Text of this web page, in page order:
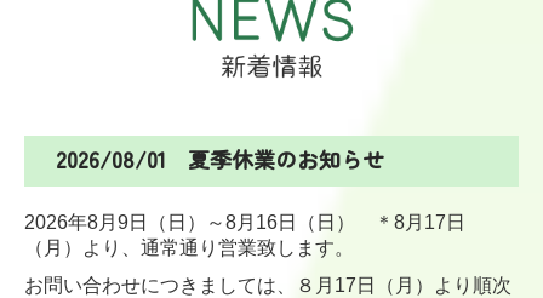
2026/08/01 夏季休業のお知らせ
2026年8月9日（日）～8月16日（日） ＊8月17日
（月）より、通常通り営業致します。
お問い合わせにつきましては、８月17日（月）より順次